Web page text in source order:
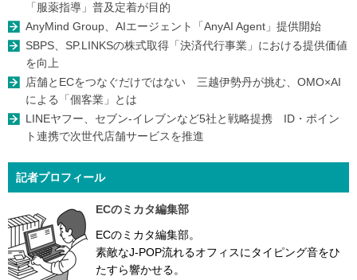
「服薬指導」普及定着が目的
AnyMind Group、AIエージェント「AnyAI Agent」提供開始
SBPS、SP.LINKSの株式取得「決済代行事業」における提供価値
を向上
店舗とECをつなぐだけではない 三越伊勢丹が挑む、OMO×AI
による「個客業」とは
LINEヤフー、セブン-イレブンなど5社と戦略提携 ID・ポイン
ト連携で次世代店舗サービスを推進
記者プロフィール
ECのミカタ編集部
ECのミカタ編集部。
素敵なJ-POP流れるオフィスにタイピング音をひ
たすら響かせる。